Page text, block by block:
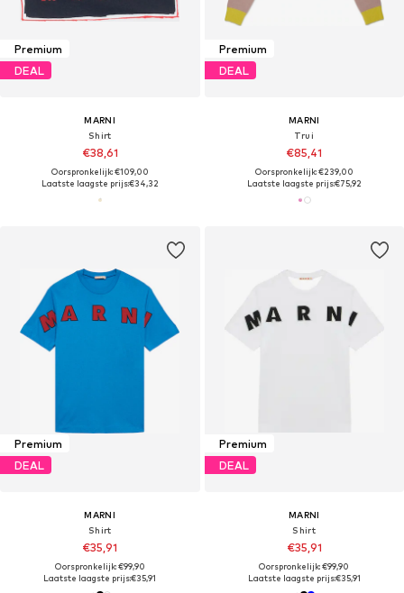
Premium
DEAL
MARNI
Shirt
€38,61
Oorspronkelijk: €109,00
Laatste laagste prijs:€34,32
Premium
DEAL
MARNI
Trui
€85,41
Oorspronkelijk: €239,00
Laatste laagste prijs:€75,92
Premium
DEAL
MARNI
Shirt
€35,91
Oorspronkelijk: €99,90
Laatste laagste prijs:€35,91
Premium
DEAL
MARNI
Shirt
€35,91
Oorspronkelijk: €99,90
Laatste laagste prijs:€35,91